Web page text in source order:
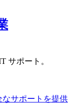
サポート。
なサポートを提供